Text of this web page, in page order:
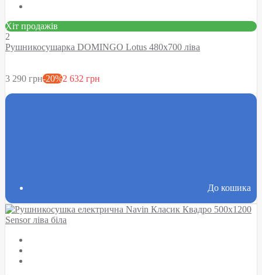
Хіт продажів
2
Рушникосушарка DOMINGO Lotus 480х700 ліва
3 290 грн-20%2 632 грн
До кошика